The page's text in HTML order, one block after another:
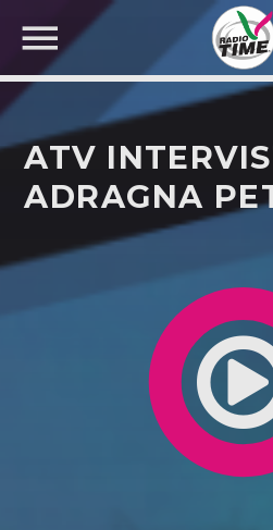
CERCA NEL
ATV
ADRAGNA